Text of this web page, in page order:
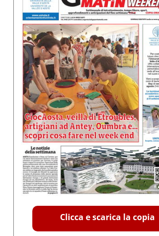
Clicca e scarica la copia